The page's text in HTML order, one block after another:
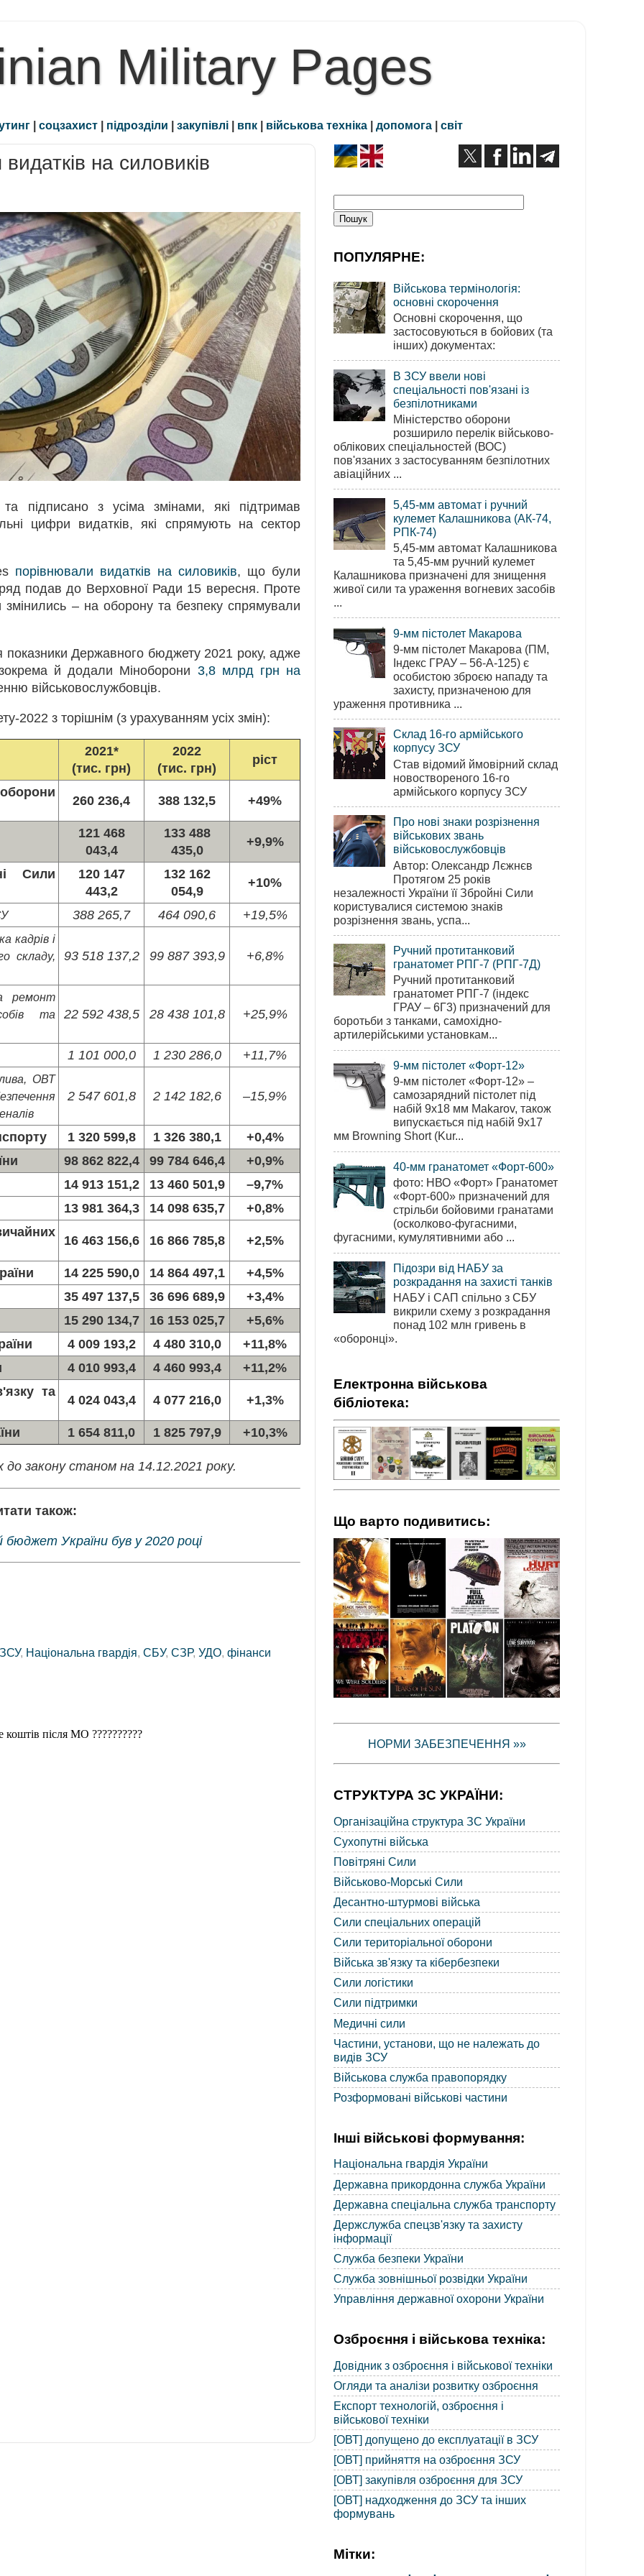
Military Pages
| соцзахист | підрозділи | закупівлі | впк | військова техніка | допомога | світ
на силовиків
підписано з усіма змінами, які підтримав
цифри видатків, які спрямують на сектор
порівнювали видатків на силовиків, що були
подав до Верховної Ради 15 вересня. Проте
змінились – на оборону та безпеку спрямували
показники Державного бюджету 2021 року, адже
й додали Міноборони 3,8 млрд грн на
військовослужбовців.
2022 з торішнім (з урахуванням усіх змін):
2021*
(тис. грн)
2022
(тис. грн)
ріст
260 236,4 388 132,5 +49%
121 468
043,4
133 488
435,0
+9,9%
Сили
120 147
443,2
132 162
054,9
+10%
388 265,7 464 090,6 +19,5%
кадрів і
складу,
93 518 137,2 99 887 393,9 +6,8%
ремонт
та
22 592 438,5 28 438 101,8 +25,9%
1 101 000,0 1 230 286,0 +11,7%
ОВТ
2 547 601,8 2 142 182,6 –15,9%
1 320 599,8 1 326 380,1
+0,4%
98 862 822,4 99 784 646,4
+0,9%
14 913 151,2 13 460 501,9
–9,7%
13 981 364,3 14 098 635,7
+0,8%
16 463 156,6 16 866 785,8 +2,5%
14 225 590,0 14 864 497,1
+4,5%
35 497 137,5 36 696 689,9
+3,4%
15 290 134,7 16 153 025,7
+5,6%
4 009 193,2 4 480 310,0
+11,8%
4 010 993,4 4 460 993,4
+11,2%
та
4 024 043,4 4 077 216,0 +1,3%
1 654 811,0 1 825 797,9 +10,3%
до закону станом на 14.12.2021 року.
також:
України був у 2020 році
ЗСУ, Національна гвардія, СБУ, СЗР, УДО, фінанси
ПОПУЛЯРНЕ:
Військова термінологія:
основні скорочення
Основні скорочення, що
застосовуються в бойових (та
інших) документах:
В ЗСУ ввели нові
спеціальності пов'язані із
безпілотниками
Міністерство оборони
розширило перелік військово-
облікових спеціальностей (ВОС)
пов'язаних з застосуванням безпілотних
авіаційних ...
5,45-мм автомат і ручний
кулемет Калашникова (АК-74,
РПК-74)
5,45-мм автомат Калашникова
та 5,45-мм ручний кулемет
Калашникова призначені для знищення
живої сили та ураження вогневих засобів
...
9-мм пістолет Макарова
9-мм пістолет Макарова (ПМ,
Індекс ГРАУ – 56-А-125) є
особистою зброєю нападу та
захисту, призначеною для
ураження противника ...
Склад 16-го армійського
корпусу ЗСУ
Став відомий ймовірний склад
новоствореного 16-го
армійського корпусу ЗСУ
Про нові знаки розрізнення
військових звань
військовослужбовців
Автор: Олександр Лєжнєв
Протягом 25 років
незалежності України її Збройні Сили
користувалися системою знаків
розрізнення звань, успа...
Ручний протитанковий
гранатомет РПГ-7 (РПГ-7Д)
Ручний протитанковий
гранатомет РПГ-7 (індекс
ГРАУ – 6Г3) призначений для
боротьби з танками, самохідно-
артилерійськими установкам...
9-мм пістолет «Форт-12»
9-мм пістолет «Форт-12» –
самозарядний пістолет під
набій 9х18 мм Makarov, також
випускається під набій 9х17
мм Browning Short (Kur...
40-мм гранатомет «Форт-600»
фото: НВО «Форт» Гранатомет
«Форт-600» призначений для
стрільби бойовими гранатами
(осколково-фугасними,
фугасними, кумулятивними або ...
Підозри від НАБУ за
розкрадання на захисті танків
НАБУ і САП спільно з СБУ
викрили схему з розкрадання
понад 102 млн гривень в
«оборонці».
Електронна військова
бібліотека:
Що варто подивитись:
НОРМИ ЗАБЕЗПЕЧЕННЯ »»
СТРУКТУРА ЗС УКРАЇНИ:
Організаційна структура ЗС України
Сухопутні війська
Повітряні Сили
Військово-Морські Сили
Десантно-штурмові війська
Сили спеціальних операцій
Сили територіальної оборони
Війська зв'язку та кібербезпеки
Сили логістики
Сили підтримки
Медичні сили
Частини, установи, що не належать до
видів ЗСУ
Військова служба правопорядку
Розформовані військові частини
Інші військові формування:
Національна гвардія України
Державна прикордонна служба України
Державна спеціальна служба транспорту
Держслужба спецзв'язку та захисту
інформації
Служба безпеки України
Служба зовнішньої розвідки України
Управління державної охорони України
Озброєння і військова техніка:
Довідник з озброєння і військової техніки
Огляди та аналізи розвитку озброєння
Експорт технологій, озброєння і
військової техніки
[ОВТ] допущено до експлуатації в ЗСУ
[ОВТ] прийняття на озброєння ЗСУ
[ОВТ] закупівля озброєння для ЗСУ
[ОВТ] надходження до ЗСУ та інших
формувань
Мітки: